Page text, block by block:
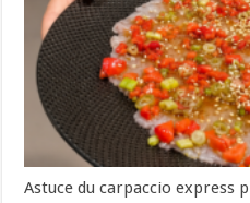
Astuce du carpaccio express